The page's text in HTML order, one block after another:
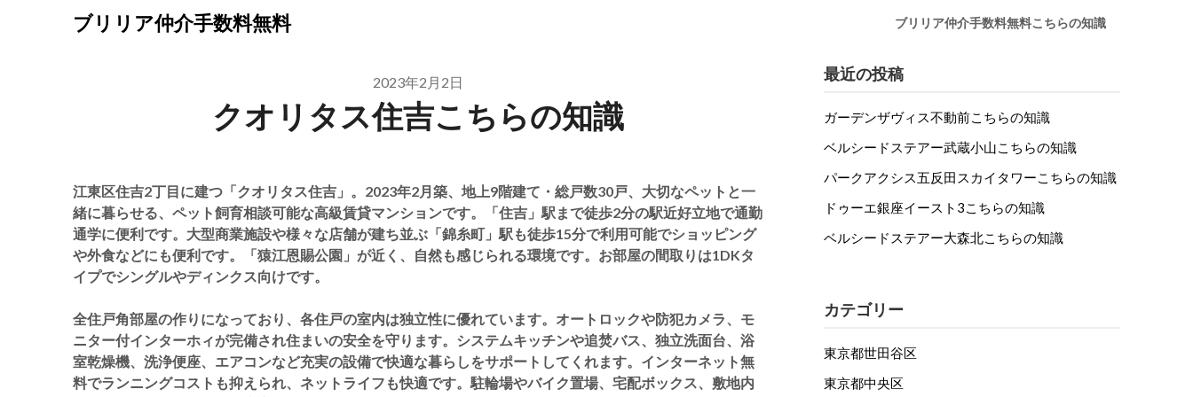
ブリリア仲介手数料無料 ブリリア仲介手数料無料こちらの知識
2023年2月2日
クオリタス住吉こちらの知識
江東区住吉2丁目に建つ「クオリタス住吉」。2023年2月築、地上9階建て・総戸数30戸、大切なペットと一
緒に暮らせる、ペット飼育相談可能な高級賃貸マンションです。「住吉」駅まで徒歩2分の駅近好立地で通勤
通学に便利です。大型商業施設や様々な店舗が建ち並ぶ「錦糸町」駅も徒歩15分で利用可能でショッピング
や外食などにも便利です。「猿江恩賜公園」が近く、自然も感じられる環境です。お部屋の間取りは1DKタ
イプでシングルやディンクス向けです。
全住戸角部屋の作りになっており、各住戸の室内は独立性に優れています。オートロックや防犯カメラ、モ
ニター付インターホィが完備され住まいの安全を守ります。システムキッチンや追焚バス、独立洗面台、浴
室乾燥機、洗浄便座、エアコンなど充実の設備で快適な暮らしをサポートしてくれます。インターネット無
料でランニングコストも抑えられ、ネットライフも快適です。駐輪場やバイク置場、宅配ボックス、敷地内
最近の投稿
ガーデンザヴィス不動前こちらの知識
ベルシードステアー武蔵小山こちらの知識
パークアクシス五反田スカイタワーこちらの知識
ドゥーエ銀座イースト3こちらの知識
ベルシードステアー大森北こちらの知識
カテゴリー
東京都世田谷区
東京都中央区